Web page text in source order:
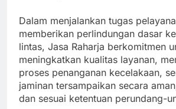
Dalam menjalankan tugas
memberikan perlindungan dasar
lintas, Jasa Raharja berkomitmen
meningkatkan kualitas layanan,
proses penanganan kecelakaan,
jaminan tersampaikan secara
dan sesuai ketentuan perundang-